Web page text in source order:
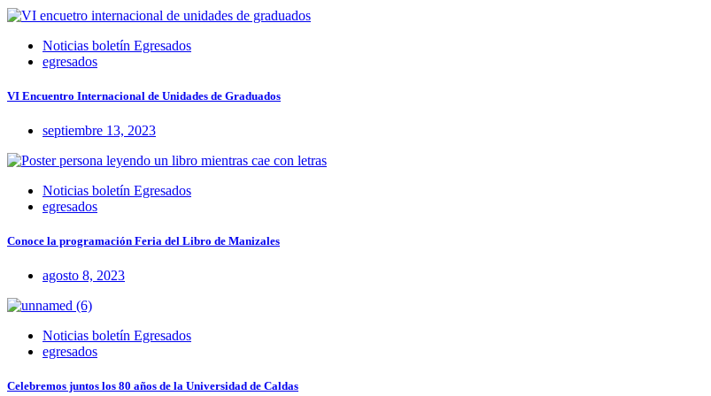
Noticias boletín Egresados
egresados
VI Encuentro Internacional de Unidades de Graduados
septiembre 13, 2023
Noticias boletín Egresados
egresados
Conoce la programación Feria del Libro de Manizales
agosto 8, 2023
Noticias boletín Egresados
egresados
Celebremos juntos los 80 años de la Universidad de Caldas